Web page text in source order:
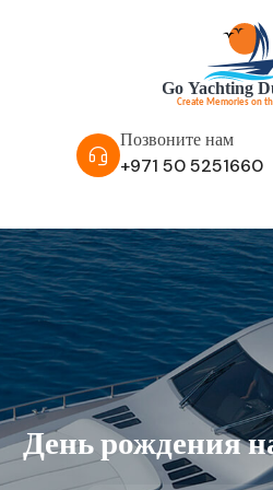
Позвоните нам
+971 50 5251660
День рождения